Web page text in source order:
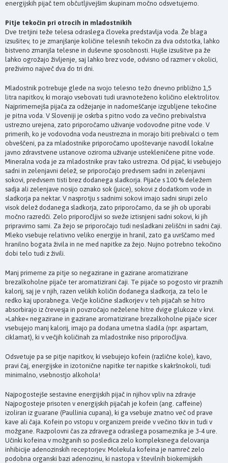
energijskih pijač tem občutljivejšim skupinam močno odsvetujemo.
Pitje tekočin pri otrocih in mladostnikih
Dve tretjini teže telesa odraslega človeka predstavlja voda. Že blaga
izsušitev, to je zmanjšanje količine telesnih tekočin za dva odstotka, lahko
bistveno zmanjša telesne in duševne sposobnosti. Hujše izsušitve pa že
lahko ogrožajo življenje, saj lahko brez vode, odvisno od razmer v okolici,
preživimo največ dva do tri dni.
Mladostnik potrebuje glede na svojo telesno težo dnevno približno 1,5
litra napitkov, ki morajo vsebovati tudi uravnoteženo količino elektrolitov.
Najprimernejša pijača za odžejanje in nadomeščanje izgubljene tekočine
je pitna voda. V Sloveniji je oskrba s pitno vodo za večino prebivalstva
ustrezno urejena, zato priporočamo uživanje vodovodne pitne vode. V
primerih, ko je vodovodna voda neustrezna in morajo biti prebivalci o tem
obveščeni, pa za mladostnike priporočamo upoštevanje navodil lokalne
javno zdravstvene ustanove oziroma uživanje ustekleničene pitne vode.
Mineralna voda je za mladostnike prav tako ustrezna. Od pijač, ki vsebujejo
sadni in zelenjavni delež, se priporočajo predvsem sadni in zelenjavni
sokovi, predvsem tisti brez dodanega sladkorja. Pijače s 100 % deležem
sadja ali zelenjave nosijo oznako sok (juice), sokovi z dodatkom vode in
sladkorja pa nektar. V nasprotju s sadnimi sokovi imajo sadni sirupi zelo
visok delež dodanega sladkorja, zato priporočamo, da se jih ob uporabi
močno razredči. Zelo priporočljivi so sveže iztisnjeni sadni sokovi, ki jih
pripravimo sami. Za žejo se priporočajo tudi nesladkani zeliščni in sadni čaji.
Mleko vsebuje relativno veliko energije in hranil, zato ga uvrščamo med
hranilno bogata živila in ne med napitke za žejo. Nujno potrebno tekočino
dobi telo tudi z živili.
Manj primerne za pitje so negazirane in gazirane aromatizirane
brezalkoholne pijače ter aromatizirani čaji. Te pijače so pogosto vir praznih
kalorij, saj je v njih, razen velikih količin dodanega sladkorja, za telo le
redko kaj uporabnega. Večje količine sladkorjev v teh pijačah se hitro
absorbirajo iz črevesja in povzročajo neželene hitre dvige glukoze v krvi.
»Lahke« negazirane in gazirane aromatizirane brezalkoholne pijače sicer
vsebujejo manj kalorij, imajo pa dodana umetna sladila (npr. aspartam,
ciklamat), ki v večjih količinah za mladostnike niso priporočljiva.
Odsvetuje pa se pitje napitkov, ki vsebujejo kofein (različne kole), kavo,
pravi čaj, energijske in izotonične napitke ter napitke s kakršnokoli, tudi
minimalno, vsebnostjo alkohola!
Najpogostejše sestavine energijskih pijač in njihov vpliv na zdravje
Najpogosteje prisoten v energijskih pijačah je kofein (ang. caffeine)
izoliran iz guarane (Paullinia cupana), ki ga vsebuje znatno več od prave
kave ali čaja. Kofein po vstopu v organizem preide v večino tkiv in tudi v
možgane. Razpolovni čas za zdravega odraslega posameznika je 3-4 ure.
Učinki kofeina v možganih so posledica zelo kompleksnega delovanja
inhibicije adenozinskih receptorjev. Molekula kofeina je namreč zelo
podobna organski bazi adenozinu, ki nastopa v številnih biokemijskih